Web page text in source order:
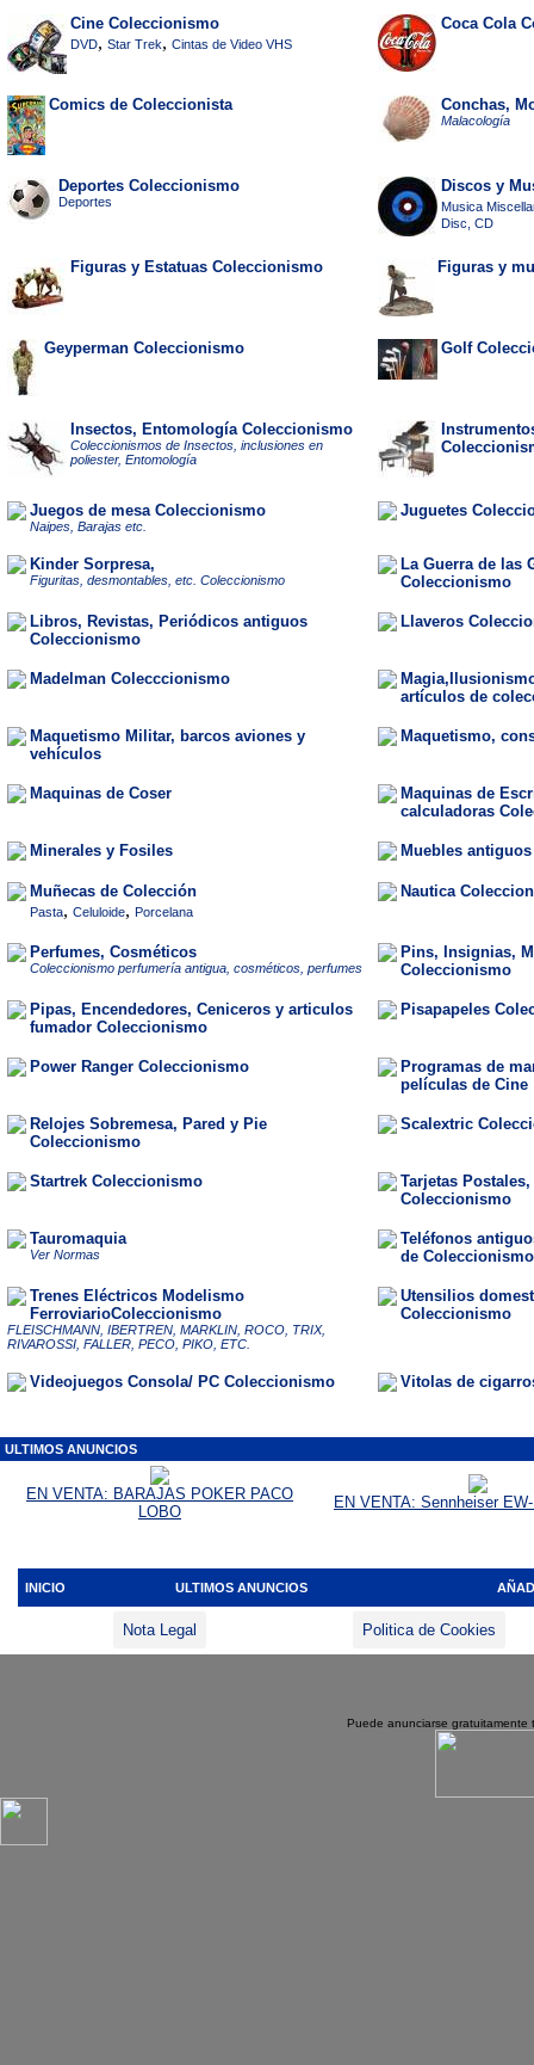
Cine Coleccionismo
DVD, Star Trek, Cintas de Video VHS
Coca Cola
Comics de Coleccionista Conchas,
Malacología
Deportes Coleccionismo
Deportes
Discos y
Musica
Disc, CD
Figuras y Estatuas Coleccionismo Figuras y
Geyperman Coleccionismo Golf
Insectos, Entomología Coleccionismo
Coleccionismos de Insectos, inclusiones en
poliester, Entomología
Juegos de mesa Coleccionismo
Naipes, Barajas etc.
Juguetes
Kinder Sorpresa,
Figuritas, desmontables, etc. Coleccionismo
La Guerra de las
Coleccionismo
Libros, Revistas, Periódicos antiguos
Coleccionismo
Llaveros
Madelman Colecccionismo
artículos de
Maquetismo Militar, barcos aviones y
vehículos
Maquetismo,
Maquinas de Coser
Maquinas de
calculadoras
Minerales y Fosiles Muebles
Muñecas de Colección
Pasta, Celuloide, Porcelana
Nautica
Perfumes, Cosméticos
Coleccionismo perfumería antigua, cosméticos, perfumes
Pins, Insignias,
Coleccionismo
Pipas, Encendedores, Ceniceros y articulos
fumador Coleccionismo
Pisapapeles
Power Ranger Coleccionismo
Programas de
películas de Cine
Relojes Sobremesa, Pared y Pie
Coleccionismo
Scalextric
Startrek Coleccionismo
Tarjetas
Coleccionismo
Tauromaquia
Ver Normas
Teléfonos
de Coleccionismo
Trenes Eléctricos Modelismo
FerroviarioColeccionismo
FLEISCHMANN, IBERTREN, MARKLIN, ROCO, TRIX,
RIVAROSSI, FALLER, PECO, PIKO, ETC.
Utensilios
Coleccionismo
Videojuegos Consola/ PC Coleccionismo Vitolas de
ULTIMOS ANUNCIOS
EN VENTA: BARAJAS POKER PACO
LOBO
EN VENTA: Sennheiser
INICIO ULTIMOS ANUNCIOS
Nota Legal Politica de Cookies
Puede anunciarse